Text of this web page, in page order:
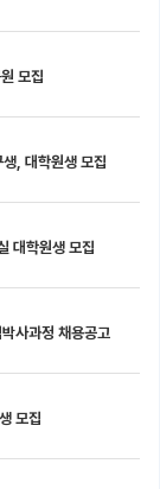
모집
대학원생 모집
대학원생 모집
과정 채용공고
모집